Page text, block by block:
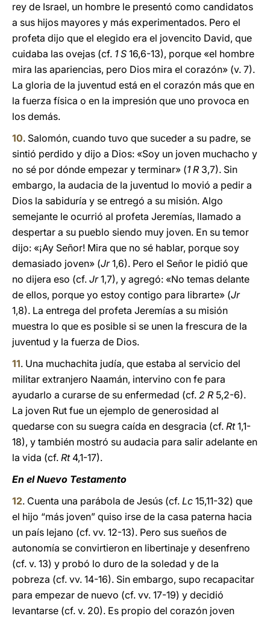
rey de Israel, un hombre le presentó como candidatos
a sus hijos mayores y más experimentados. Pero el
profeta dijo que el elegido era el jovencito David, que
cuidaba las ovejas (cf. 1 S 16,6-13), porque «el hombre
mira las apariencias, pero Dios mira el corazón» (v. 7).
La gloria de la juventud está en el corazón más que en
la fuerza física o en la impresión que uno provoca en
los demás.
10. Salomón, cuando tuvo que suceder a su padre, se
sintió perdido y dijo a Dios: «Soy un joven muchacho y
no sé por dónde empezar y terminar» (1 R 3,7). Sin
embargo, la audacia de la juventud lo movió a pedir a
Dios la sabiduría y se entregó a su misión. Algo
semejante le ocurrió al profeta Jeremías, llamado a
despertar a su pueblo siendo muy joven. En su temor
dijo: «¡Ay Señor! Mira que no sé hablar, porque soy
demasiado joven» (Jr1,6). Pero el Señor le pidió que
no dijera eso (cf. Jr1,7), y agregó: «No temas delante
de ellos, porque yo estoy contigo para librarte» (Jr
1,8). La entrega del profeta Jeremías a su misión
muestra lo que es posible si se unen la frescura de la
juventud y la fuerza de Dios.
11. Una muchachita judía, que estaba al servicio del
militar extranjero Naamán, intervino con fe para
ayudarlo a curarse de su enfermedad (cf. 2 R 5,2-6).
La joven Rut fue un ejemplo de generosidad al
quedarse con su suegra caída en desgracia (cf. Rt1,1-
18), y también mostró su audacia para salir adelante en
la vida (cf. Rt4,1-17).
En el Nuevo Testamento
12. Cuenta una parábola de Jesús (cf. Lc 15,11-32) que
el hijo “más joven” quiso irse de la casa paterna hacia
un país lejano (cf. vv. 12-13). Pero sus sueños de
autonomía se convirtieron en libertinaje y desenfreno
(cf. v. 13) y probó lo duro de la soledad y de la
pobreza (cf. vv. 14-16). Sin embargo, supo recapacitar
para empezar de nuevo (cf. vv. 17-19) y decidió
levantarse (cf. v. 20). Es propio del corazón joven